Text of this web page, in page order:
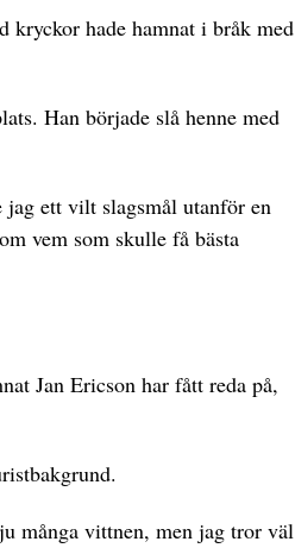
kryckor hade hamnat i bråk med
Han började slå henne med
ett vilt slagsmål utanför en
vem som skulle få bästa
Jan Ericson har fått reda på,
många vittnen, men jag tror väl